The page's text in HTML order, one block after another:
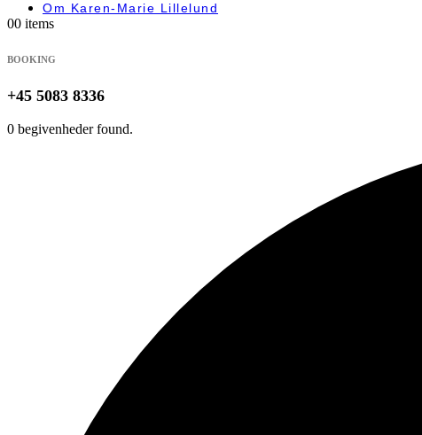
Om Karen-Marie Lillelund
00 items
BOOKING
+45 5083 8336
0 begivenheder found.